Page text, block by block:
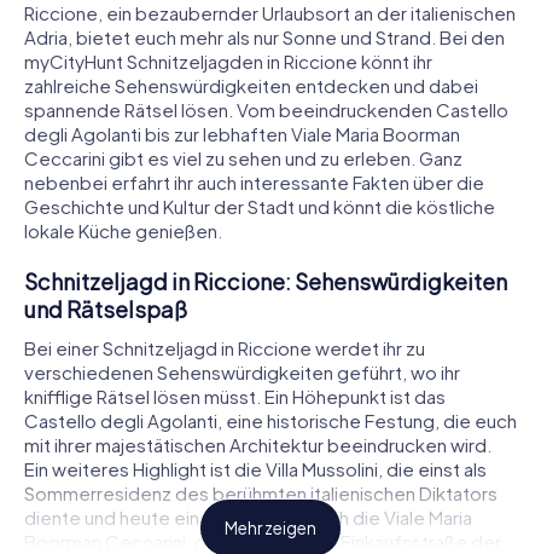
Riccione, ein bezaubernder Urlaubsort an der italienischen
Adria, bietet euch mehr als nur Sonne und Strand. Bei den
myCityHunt Schnitzeljagden in Riccione könnt ihr
zahlreiche Sehenswürdigkeiten entdecken und dabei
spannende Rätsel lösen. Vom beeindruckenden Castello
degli Agolanti bis zur lebhaften Viale Maria Boorman
Ceccarini gibt es viel zu sehen und zu erleben. Ganz
nebenbei erfahrt ihr auch interessante Fakten über die
Geschichte und Kultur der Stadt und könnt die köstliche
lokale Küche genießen.
Schnitzeljagd in Riccione: Sehenswürdigkeiten
und Rätselspaß
Bei einer Schnitzeljagd in Riccione werdet ihr zu
verschiedenen Sehenswürdigkeiten geführt, wo ihr
knifflige Rätsel lösen müsst. Ein Höhepunkt ist das
Castello degli Agolanti, eine historische Festung, die euch
mit ihrer majestätischen Architektur beeindrucken wird.
Ein weiteres Highlight ist die Villa Mussolini, die einst als
Sommerresidenz des berühmten italienischen Diktators
diente und heute ein Museum ist. Auch die Viale Maria
Boorman Ceccarini, die bekannteste Einkaufsstraße der
Mehr zeigen